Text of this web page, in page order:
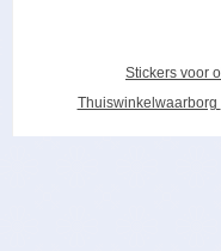
Stickers voor
Thuiswinkelwaarborg